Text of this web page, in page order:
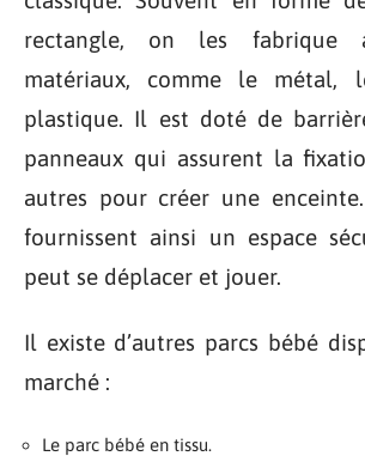
rectangle, on les fabrique
matériaux, comme le
plastique. Il est doté de
panneaux qui assurent la
autres pour créer une
fournissent ainsi un espace
peut se déplacer et jouer.
Il existe d’autres parcs bébé
marché :
Le parc bébé en tissu.